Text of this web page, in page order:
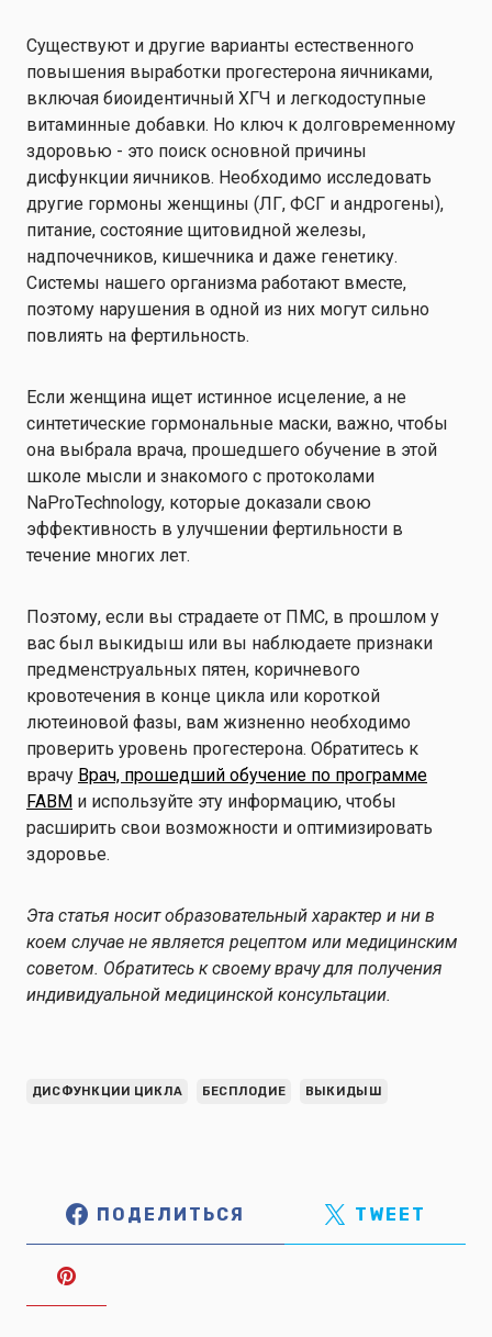
Существуют и другие варианты естественного
повышения выработки прогестерона яичниками,
включая биоидентичный ХГЧ и легкодоступные
витаминные добавки. Но ключ к долговременному
здоровью - это поиск основной причины
дисфункции яичников. Необходимо исследовать
другие гормоны женщины (ЛГ, ФСГ и андрогены),
питание, состояние щитовидной железы,
надпочечников, кишечника и даже генетику.
Системы нашего организма работают вместе,
поэтому нарушения в одной из них могут сильно
повлиять на фертильность.
Если женщина ищет истинное исцеление, а не
синтетические гормональные маски, важно, чтобы
она выбрала врача, прошедшего обучение в этой
школе мысли и знакомого с протоколами
NaProTechnology, которые доказали свою
эффективность в улучшении фертильности в
течение многих лет.
Поэтому, если вы страдаете от ПМС, в прошлом у
вас был выкидыш или вы наблюдаете признаки
предменструальных пятен, коричневого
кровотечения в конце цикла или короткой
лютеиновой фазы, вам жизненно необходимо
проверить уровень прогестерона. Обратитесь к
врачу Врач, прошедший обучение по программе
FABM и используйте эту информацию, чтобы
расширить свои возможности и оптимизировать
здоровье.
Эта статья носит образовательный характер и ни в
коем случае не является рецептом или медицинским
советом. Обратитесь к своему врачу для получения
индивидуальной медицинской консультации.
ДИСФУНКЦИИ ЦИКЛА БЕСПЛОДИЕ ВЫКИДЫШ
ПОДЕЛИТЬСЯ TWEET